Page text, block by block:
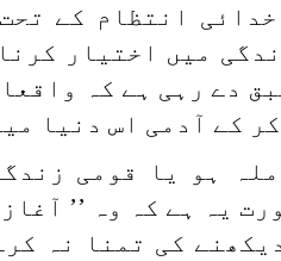
انتظام کے
میں اختیار
دے رہی ہے کہ
کے آدمی اس دنیا
ہو یا قومی
یہ ہے کہ وہ ’’
کی تمنا نہ